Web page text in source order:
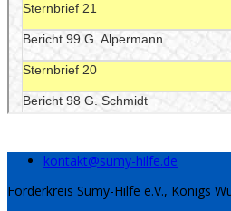
kontakt@sumy-hilfe.de
Förderkreis Sumy-Hilfe e.V., Königs